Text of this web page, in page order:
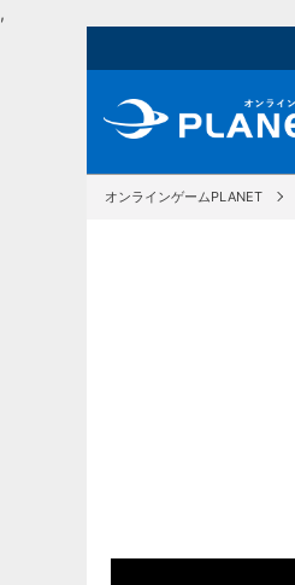
,
オンラインゲームPLANET